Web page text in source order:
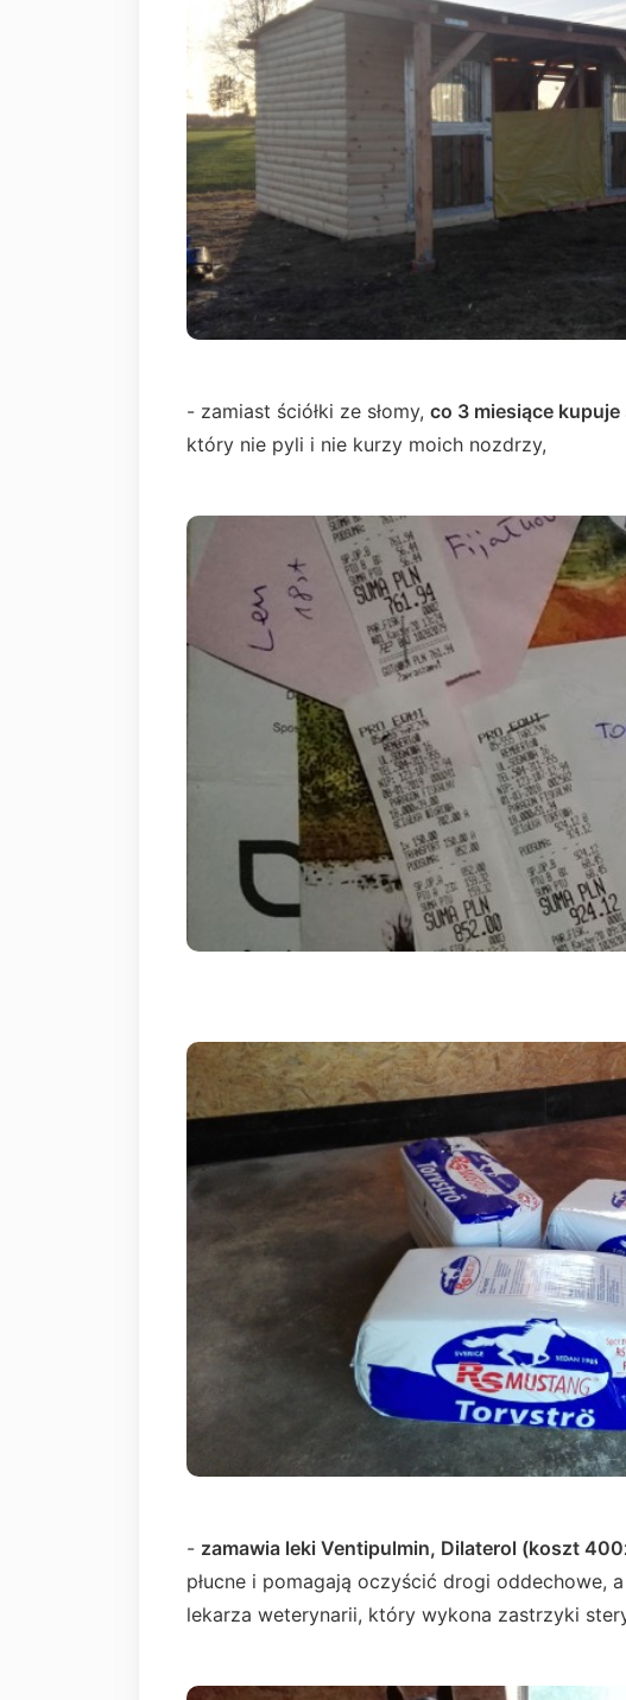
- zamiast ściółki ze słomy, co 3 miesiące kupuje
który nie pyli i nie kurzy moich nozdrzy,
- zamawia leki Ventipulmin, Dilaterol (koszt
płucne i pomagają oczyścić drogi oddechowe,
lekarza weterynarii, który wykona zastrzyki